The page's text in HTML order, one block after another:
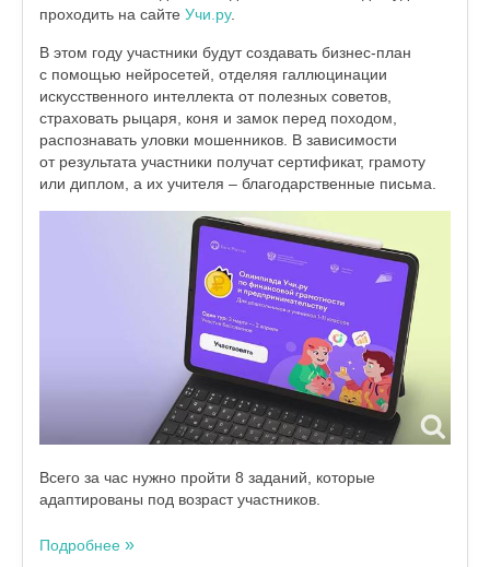
проходить на сайте Учи.ру.
В этом году участники будут создавать бизнес-план
с помощью нейросетей, отделяя галлюцинации
искусственного интеллекта от полезных советов,
страховать рыцаря, коня и замок перед походом,
распознавать уловки мошенников. В зависимости
от результата участники получат сертификат, грамоту
или диплом, а их учителя – благодарственные письма.
Всего за час нужно пройти 8 заданий, которые
адаптированы под возраст участников.
Подробнее